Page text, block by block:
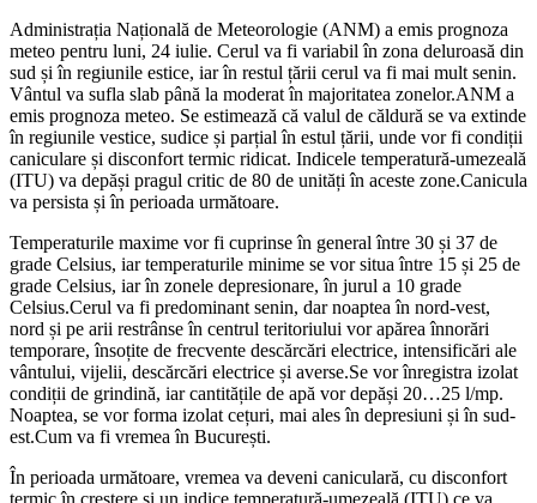
Administrația Națională de Meteorologie (ANM) a emis prognoza
meteo pentru luni, 24 iulie. Cerul va fi variabil în zona deluroasă din
sud și în regiunile estice, iar în restul țării cerul va fi mai mult senin.
Vântul va sufla slab până la moderat în majoritatea zonelor.ANM a
emis prognoza meteo. Se estimează că valul de căldură se va extinde
în regiunile vestice, sudice și parțial în estul țării, unde vor fi condiții
caniculare și disconfort termic ridicat. Indicele temperatură-umezeală
(ITU) va depăși pragul critic de 80 de unități în aceste zone.Canicula
va persista și în perioada următoare.
Temperaturile maxime vor fi cuprinse în general între 30 și 37 de
grade Celsius, iar temperaturile minime se vor situa între 15 și 25 de
grade Celsius, iar în zonele depresionare, în jurul a 10 grade
Celsius.Cerul va fi predominant senin, dar noaptea în nord-vest,
nord și pe arii restrânse în centrul teritoriului vor apărea înnorări
temporare, însoțite de frecvente descărcări electrice, intensificări ale
vântului, vijelii, descărcări electrice și averse.Se vor înregistra izolat
condiții de grindină, iar cantitățile de apă vor depăși 20…25 l/mp.
Noaptea, se vor forma izolat cețuri, mai ales în depresiuni și în sud-
est.Cum va fi vremea în București.
În perioada următoare, vremea va deveni caniculară, cu disconfort
termic în creștere și un indice temperatură-umezeală (ITU) ce va